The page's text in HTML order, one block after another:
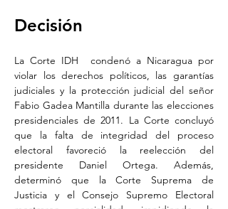
Decisión
La Corte IDH  condenó a Nicaragua por
violar los derechos políticos, las garantías
judiciales y la protección judicial del señor
Fabio Gadea Mantilla durante las elecciones
presidenciales de 2011. La Corte concluyó
que la falta de integridad del proceso
electoral favoreció la reelección del
presidente Daniel Ortega. Además,
determinó que la Corte Suprema de
Justicia y el Consejo Supremo Electoral